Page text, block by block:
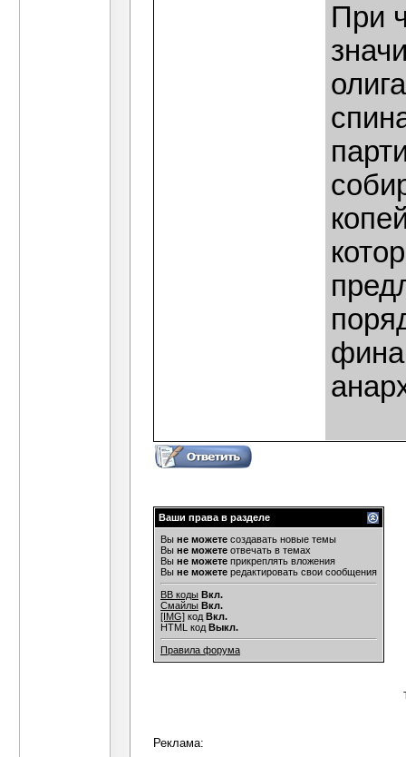
При
Ваши права в разделе
Вы не можете создавать новые темы
Вы не можете отвечать в темах
Вы не можете прикреплять вложения
Вы не можете редактировать свои сообщения
BB коды Вкл.
Смайлы Вкл.
[IMG] код Вкл.
HTML код Выкл.
Правила форума
Реклама: